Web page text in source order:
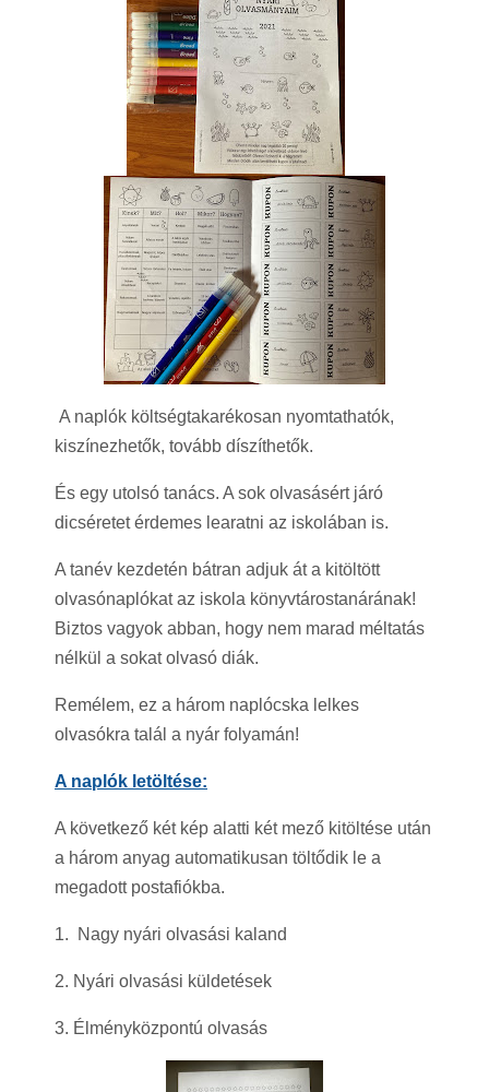
A naplók költségtakarékosan nyomtathatók,
kiszínezhetők, tovább díszíthetők.
És egy utolsó tanács. A sok olvasásért járó
dicséretet érdemes learatni az iskolában is.
A tanév kezdetén bátran adjuk át a kitöltött
olvasónaplókat az iskola könyvtárostanárának!
Biztos vagyok abban, hogy nem marad méltatás
nélkül a sokat olvasó diák.
Remélem, ez a három naplócska lelkes
olvasókra talál a nyár folyamán!
A naplók letöltése:
A következő két kép alatti két mező kitöltése után
a három anyag automatikusan töltődik le a
megadott postafiókba.
1. Nagy nyári olvasási kaland
2. Nyári olvasási küldetések
3. Élményközpontú olvasás